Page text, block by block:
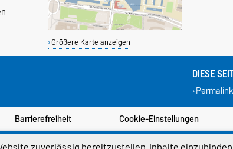
Größere Karte anzeigen
DIESE
Permalink
Barrierefreiheit Cookie-Einstellungen